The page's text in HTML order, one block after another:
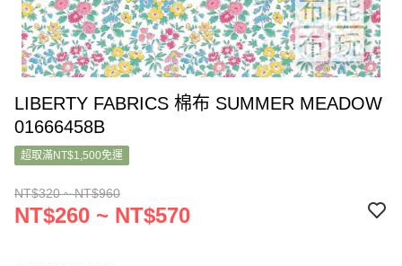
LIBERTY FABRICS 棉布 SUMMER MEADOW
01666458B
超取滿NT$1,500免運
NT$320 ~ NT$960
NT$260 ~ NT$570